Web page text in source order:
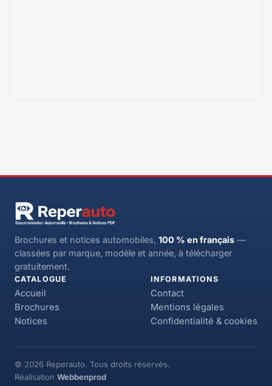
Brochures et notices automobiles, 100 % en français —
classées par marque, modèle et année, à télécharger
gratuitement.
CATALOGUE
Accueil
Brochures
Notices
INFORMATIONS
Contact
Mentions légales
Confidentialité & cookies
© 2026 Reperauto. Tous droits réservés.
Réalisation Webbenprod